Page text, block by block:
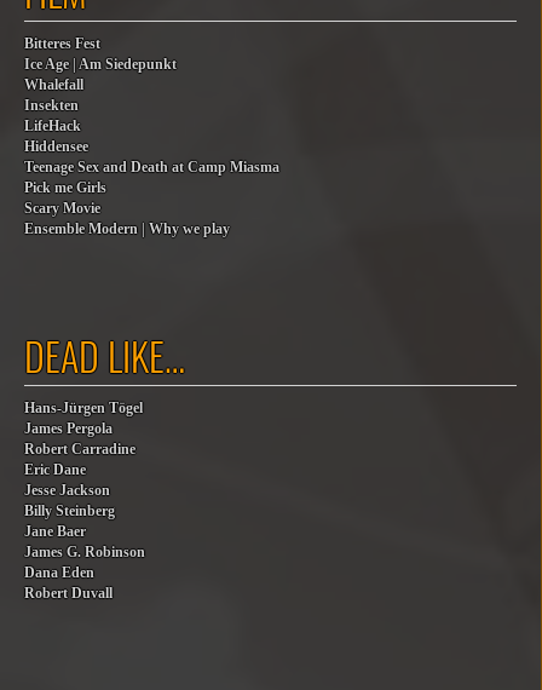
Bitteres Fest
Ice Age | Am Siedepunkt
Whalefall
Insekten
LifeHack
Hiddensee
Teenage Sex and Death at Camp Miasma
Pick me Girls
Scary Movie
Ensemble Modern | Why we play
DEAD LIKE…
Hans-Jürgen Tögel
James Pergola
Robert Carradine
Eric Dane
Jesse Jackson
Billy Steinberg
Jane Baer
James G. Robinson
Dana Eden
Robert Duvall